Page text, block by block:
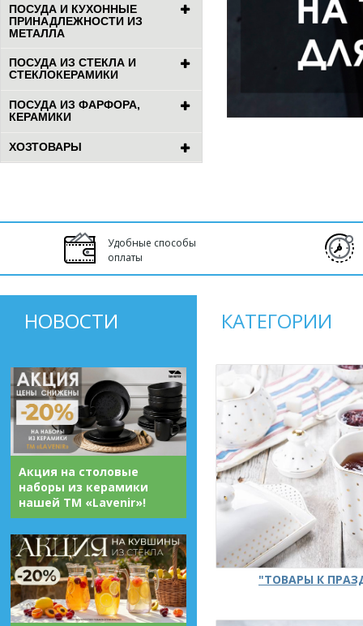
ПОСУДА И КУХОННЫЕ
ПРИНАДЛЕЖНОСТИ ИЗ
МЕТАЛЛА
ПОСУДА ИЗ СТЕКЛА И
СТЕКЛОКЕРАМИКИ
ПОСУДА ИЗ ФАРФОРА,
КЕРАМИКИ
ХОЗТОВАРЫ
Удобные способы
оплаты
НОВОСТИ
Акция на столовые
наборы из керамики
нашей ТМ «Lavenir»!
КАТЕГОРИИ
"ТОВАРЫ К